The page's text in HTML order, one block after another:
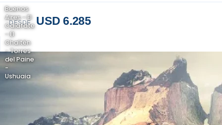
DESDE USD 6.285
Buenos
Aires - El
Calafate
- El
Chaltén
- Torres
del Paine
-
Ushuaia